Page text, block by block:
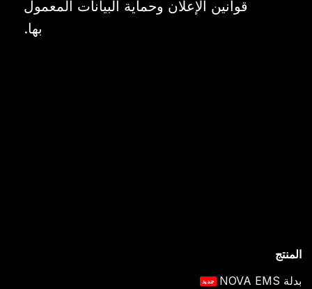
قوانين الإعلان وحماية البيانات المعمول
بها.
المنتج
بدلة NOVA EMS